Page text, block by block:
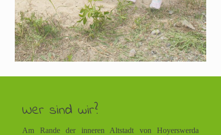
Wer sind wir?
Am Rande der inneren Altstadt von Hoyerswerda